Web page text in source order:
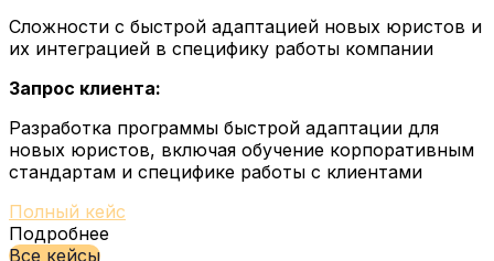
Сложности с быстрой адаптацией новых юристов и
их интеграцией в специфику работы компании
Запрос клиента:
Разработка программы быстрой адаптации для
новых юристов, включая обучение корпоративным
стандартам и специфике работы с клиентами
Полный кейс
Подробнее
Все кейсы